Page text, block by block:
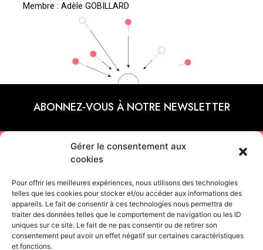
Gérer le consentement aux
cookies
Pour offrir les meilleures expériences, nous utilisons des technologies
telles que les cookies pour stocker et/ou accéder aux informations des
appareils. Le fait de consentir à ces technologies nous permettra de
traiter des données telles que le comportement de navigation ou les ID
uniques sur ce site. Le fait de ne pas consentir ou de retirer son
consentement peut avoir un effet négatif sur certaines caractéristiques
et fonctions.
Membre : Adèle GOBILLARD
ABONNEZ-VOUS À NOTRE NEWSLETTER
CONTACTEZ-NOUS
+33 (0)6 45 64 96 07
Contactez-nous par mail
SIEGE SOCIAL / STUDIO